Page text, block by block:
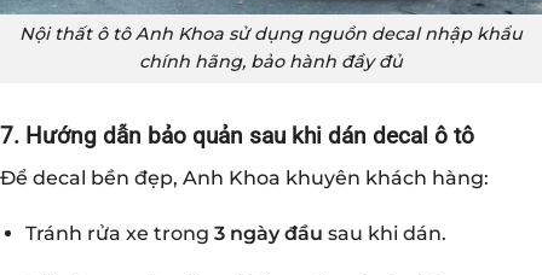
Nội thất ô tô Anh Khoa sử dụng nguồn decal nhập khẩu
chính hãng, bảo hành đầy đủ
7. Hướng dẫn bảo quản sau khi dán decal ô tô
Để decal bền đẹp, Anh Khoa khuyên khách hàng:
Tránh rửa xe trong 3 ngày đầu sau khi dán.